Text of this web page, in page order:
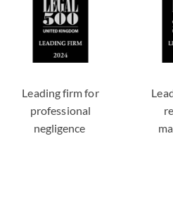
Leading firm for
professional
negligence